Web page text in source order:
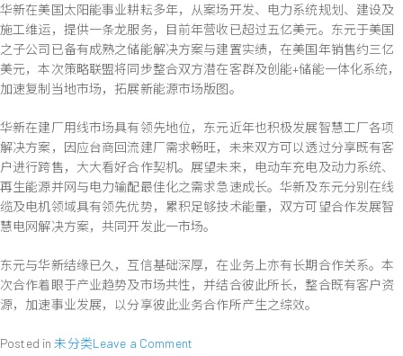
华新在美国太阳能事业耕耘多年，从案场开发、电力系统规划、建设及
施工维运，提供一条龙服务，目前年营收已超过五亿美元。东元于美国
之子公司已备有成熟之储能解决方案与建置实绩，在美国年销售约三亿
美元，本次策略联盟将同步整合双方潜在客群及创能+储能一体化系统，
加速复制当地市场，拓展新能源市场版图。
华新在建厂用线市场具有领先地位，东元近年也积极发展智慧工厂各项
解决方案，因应台商回流建厂需求畅旺，未来双方可以透过分享既有客
户进行跨售，大大看好合作契机。展望未来，电动车充电及动力系统、
再生能源并网与电力输配最佳化之需求急速成长。华新及东元分别在线
缆及电机领域具有领先优势，累积足够技术能量，双方可望合作发展智
慧电网解决方案，共同开发此一市场。
东元与华新结缘已久，互信基础深厚，在业务上亦有长期合作关系。本
次合作着眼于产业趋势及市场共性，并结合彼此所长，整合既有客户资
源，加速事业发展，以分享彼此业务合作所产生之综效。
Posted in未分类Leave a Commenton